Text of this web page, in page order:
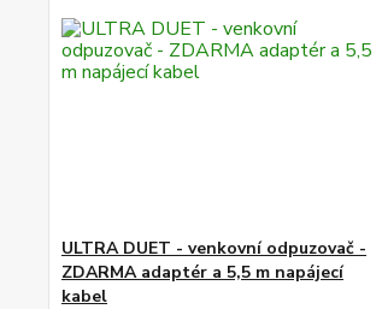
ULTRA DUET - venkovní odpuzovač -
ZDARMA adaptér a 5,5 m napájecí
kabel